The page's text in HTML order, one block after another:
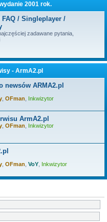
2001 rok.
/ Singleplayer /
zadawane pytania,
- ArmA2.pl
newsów ARMA2.pl
OFman
Inkwizytor
ArmA2.pl
OFman
Inkwizytor
OFman VoY Inkwizytor